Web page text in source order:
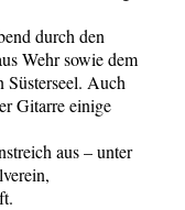
durch den
Wehr sowie dem
Süsterseel. Auch
Gitarre einige
aus – unter